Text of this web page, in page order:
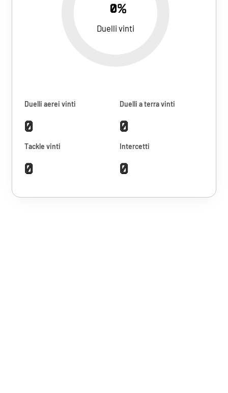
0%
Duelli vinti
Duelli aerei vinti
0
Duelli a terra vinti
0
Tackle vinti
0
Intercetti
0